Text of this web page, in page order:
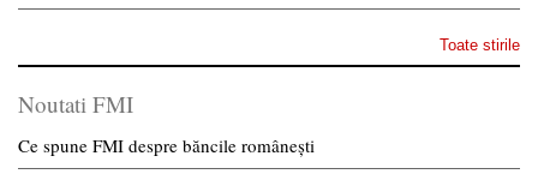
Toate stirile
Noutati FMI
Ce spune FMI despre băncile românești